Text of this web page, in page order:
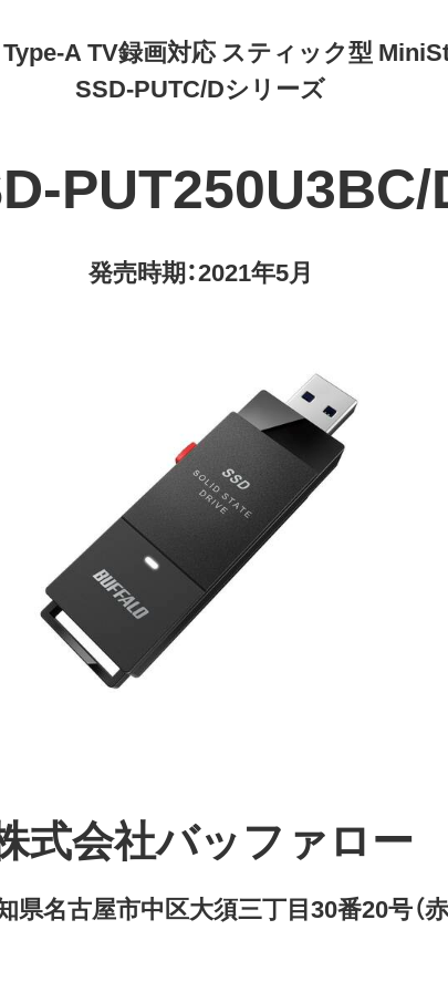
A TV録画対応 スティック型
SSD-PUTC/Dシリーズ
PUT250U3BC/
発売時期：2021年5月
式会社バッファロー
県名古屋市中区大須三丁目30番20号（